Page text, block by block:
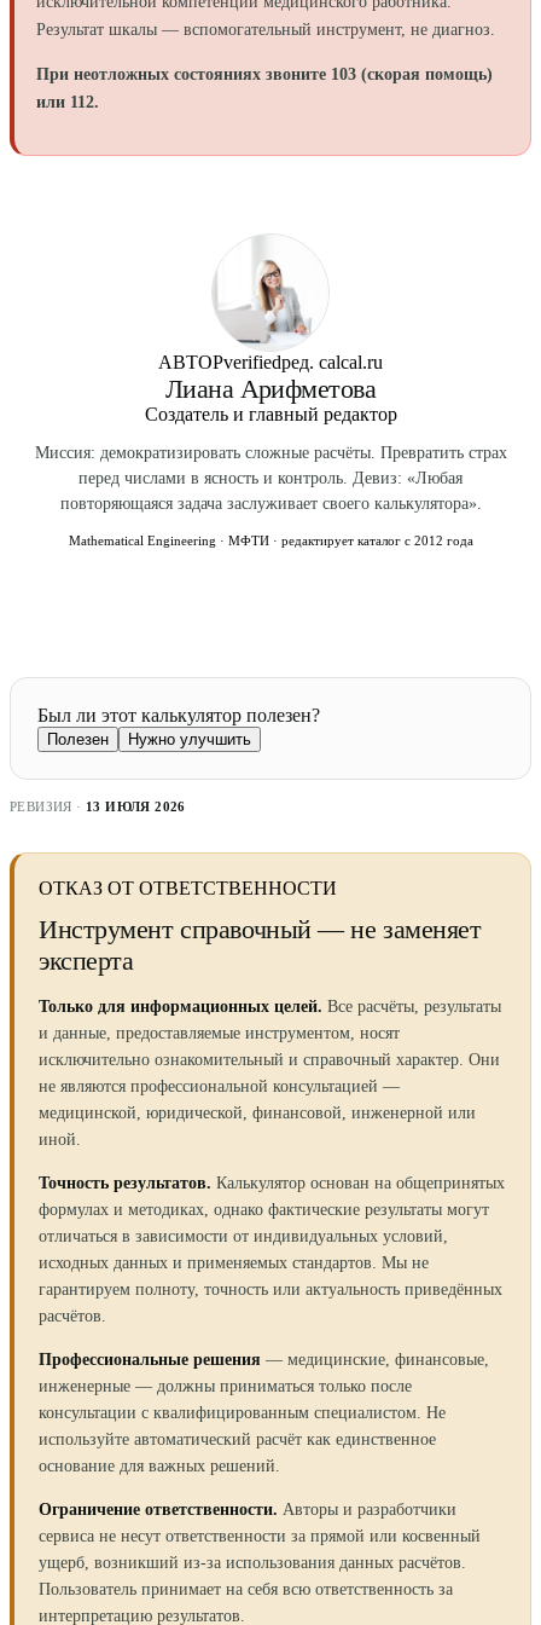
Результат шкалы — вспомогательный инструмент, не диагноз.
При неотложных состояниях звоните 103 (скорая помощь)
или 112.
АВТОРverifiedред. calcal.ru
Лиана Арифметова
Создатель и главный редактор
Миссия: демократизировать сложные расчёты. Превратить страх
перед числами в ясность и контроль. Девиз: «Любая
повторяющаяся задача заслуживает своего калькулятора».
Mathematical Engineering · МФТИ · редактирует каталог с 2012 года
Был ли этот калькулятор полезен?
Полезен Нужно улучшить
РЕВИЗИЯ · 13 ИЮЛЯ 2026
ОТКАЗ ОТ ОТВЕТСТВЕННОСТИ
Инструмент справочный — не заменяет
эксперта
Только для информационных целей. Все расчёты, результаты
и данные, предоставляемые инструментом, носят
исключительно ознакомительный и справочный характер. Они
не являются профессиональной консультацией —
медицинской, юридической, финансовой, инженерной или
иной.
Точность результатов. Калькулятор основан на общепринятых
формулах и методиках, однако фактические результаты могут
отличаться в зависимости от индивидуальных условий,
исходных данных и применяемых стандартов. Мы не
гарантируем полноту, точность или актуальность приведённых
расчётов.
Профессиональные решения — медицинские, финансовые,
инженерные — должны приниматься только после
консультации с квалифицированным специалистом. Не
используйте автоматический расчёт как единственное
основание для важных решений.
Ограничение ответственности. Авторы и разработчики
сервиса не несут ответственности за прямой или косвенный
ущерб, возникший из-за использования данных расчётов.
Пользователь принимает на себя всю ответственность за
интерпретацию результатов.